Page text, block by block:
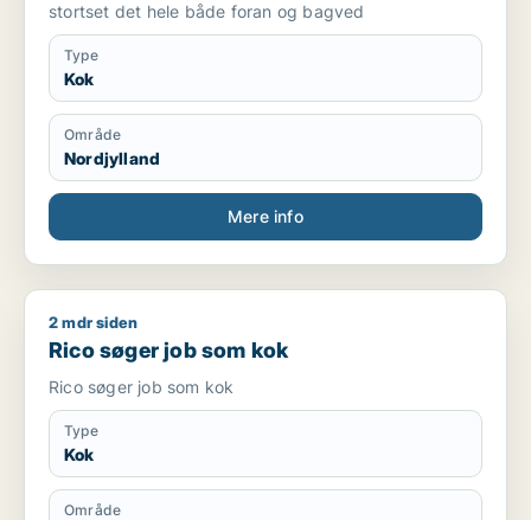
stortset det hele både foran og bagved
Type
Kok
Område
Nordjylland
Mere info
Rico søger job som kok
2 mdr siden
Rico søger job som kok
Rico søger job som kok
Type
Kok
Område